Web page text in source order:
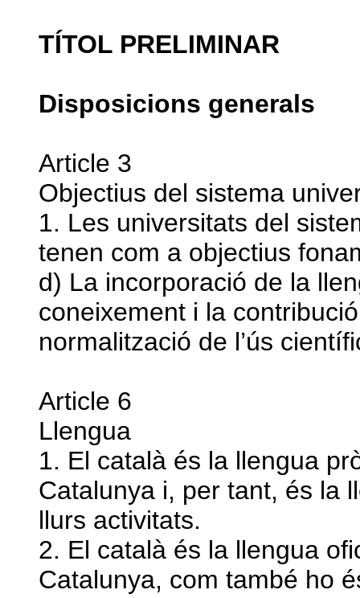
TÍTOL PRELIMINAR
Disposicions generals
Article 3
Objectius del sistema
1. Les universitats del
tenen com a objectius
d) La incorporació de la
coneixement i la
normalització de l’ús
Article 6
Llengua
1. El català és la llengua
Catalunya i, per tant, és la
llurs activitats.
2. El català és la llengua
Catalunya, com també ho